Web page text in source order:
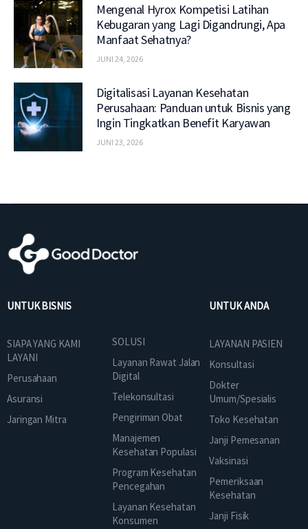
Mengenal Hyrox Kompetisi Latihan
Kebugaran yang Lagi Digandrungi, Apa
Manfaat Sehatnya?
JUNI 24, 2026
Digitalisasi Layanan Kesehatan
Perusahaan: Panduan untuk Bisnis yang
Ingin Tingkatkan Benefit Karyawan
JUNI 23, 2026
UNTUK BISNIS
SIAPA YANG KAMI
LAYANI
Perusahaan
Asuransi
Jaringan Mitra
SOLUSI
Layanan Rawat Jalan
Digital
Telekonsultasi
Pengiriman Obat
Manajemen
Kesehatan Populasi
Program Kesehatan
Pencegahan
Layanan Kesehatan
Konsumen
UNTUK ANDA
LAYANAN PASIEN
Konsultasi
Dokter
Umum/Spesialis
Toko Kesehatan
Janji Pemesanan
Vaksinasi
Pemeriksaan
Kesehatan
Janji Fisik